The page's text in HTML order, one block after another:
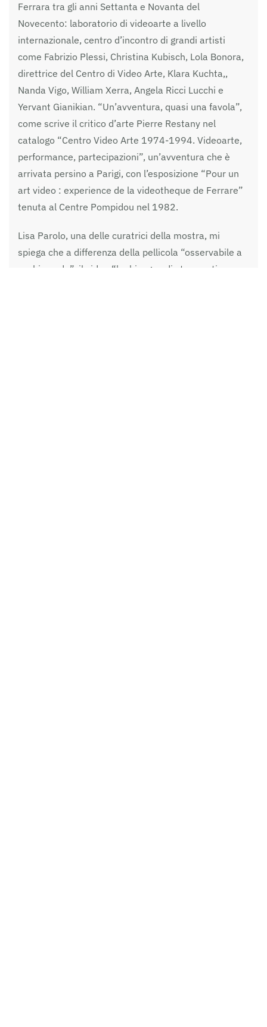
Ferrara tra gli anni Settanta e Novanta del
Novecento: laboratorio di videoarte a livello
internazionale, centro d’incontro di grandi artisti
come Fabrizio Plessi, Christina Kubisch, Lola Bonora,
direttrice del Centro di Video Arte, Klara Kuchta,,
Nanda Vigo, William Xerra, Angela Ricci Lucchi e
Yervant Gianikian. “Un’avventura, quasi una favola”,
come scrive il critico d’arte Pierre Restany nel
catalogo “Centro Video Arte 1974-1994. Videoarte,
performance, partecipazioni”, un’avventura che è
arrivata persino a Parigi, con l’esposizione “Pour un
art video : experience de la videotheque de Ferrare”
tenuta al Centre Pompidou nel 1982.
Lisa Parolo, una delle curatrici della mostra, mi
spiega che a differenza della pellicola “osservabile a
occhio nudo”, il video “ha bisogno di strumenti